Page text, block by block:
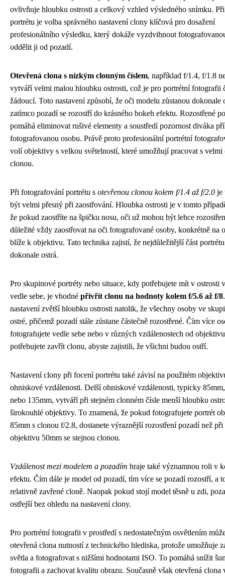
ovlivňuje hloubku ostrosti a celkový vzhled výsledného snímku.
portrétu je volba správného nastavení clony klíčová pro dosažení
profesionálního výsledku, který dokáže vyzdvihnout
oddělit ji od pozadí.
Otevřená clona s nízkým clonným číslem, například f/1.4, f/1.8
vytváří velmi malou hloubku ostrosti, což je pro portrétní fotografii
žádoucí. Toto nastavení způsobí, že oči modelu zůstanou dokonale
zatímco pozadí se rozostří do krásného bokeh efektu. Rozostřené
pomáhá eliminovat rušivé elementy a soustředí pozornost diváka
fotografovanou osobu. Právě proto profesionální portrétní
volí objektivy s velkou světelností, které umožňují pracovat s velmi
clonou.
Při fotografování portrétu s otevřenou clonou kolem f/1.4 až f/2.0 je
být velmi přesný při zaostřování. Hloubka ostrosti je v tomto
že pokud zaostříte na špičku nosu, oči už mohou být lehce
důležité vždy zaostřovat na oči fotografované osoby, konkrétně na
blíže k objektivu. Tato technika zajistí, že nejdůležitější část
dokonale ostrá.
Pro skupinové portréty nebo situace, kdy potřebujete mít v ostrosti
vedle sebe, je vhodné přivřít clonu na hodnoty kolem f/5.6 až f/8
nastavení zvětší hloubku ostrosti natolik, že všechny osoby ve
ostré, přičemž pozadí stále zůstane částečně rozostřené. Čím více
fotografujete vedle sebe nebo v různých vzdálenostech od
potřebujete zavřít clonu, abyste zajistili, že všichni budou ostří.
Nastavení clony při focení portrétu také závisí na použitém
ohniskové vzdálenosti. Delší ohniskové vzdálenosti, typicky
nebo 135mm, vytváří při stejném clonném čísle menší hloubku
širokouhlé objektivy. To znamená, že pokud fotografujete portrét
85mm s clonou f/2.8, dostanete výraznější rozostření pozadí než
objektivu 50mm se stejnou clonou.
Vzdálenost mezi modelem a pozadím hraje také významnou roli v
efektu. Čím dále je model od pozadí, tím více se pozadí rozostří, a
relativně zavřené cloně. Naopak pokud stojí model těsně u zdi,
ostřejší bez ohledu na nastavení clony.
Pro portrétní fotografii v prostředí s nedostatečným osvětlením
otevřená clona nutností z technického hlediska, protože umožňuje
světla a fotografovat s nižšími hodnotami ISO. To pomáhá snížit
fotografii a zachovat kvalitu obrazu. Současně však otevřená clona